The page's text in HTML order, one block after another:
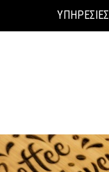
ΥΠΗΡΕΣΙΕΣ